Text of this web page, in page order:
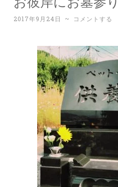
2017年9月24日 ~ コメントする